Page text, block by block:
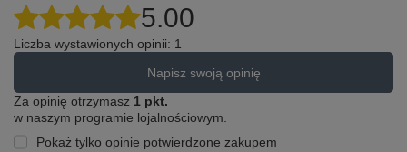
5.00
Liczba wystawionych opinii: 1
Napisz swoją opinię
Za opinię otrzymasz 1 pkt.
w naszym programie lojalnościowym.
Pokaż tylko opinie potwierdzone zakupem